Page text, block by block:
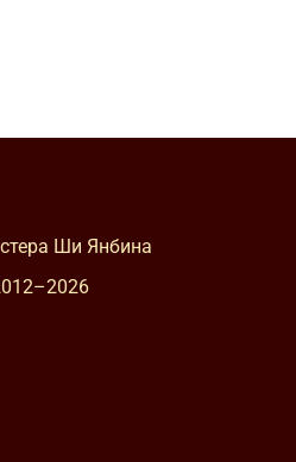
Ши Янбина
2026